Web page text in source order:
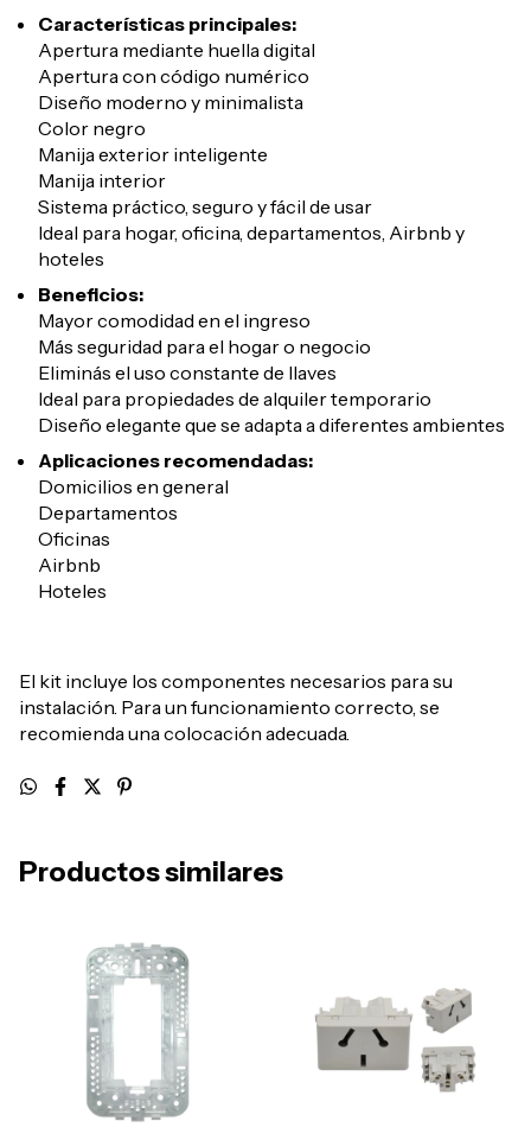
Características principales:
Apertura mediante huella digital
Apertura con código numérico
Diseño moderno y minimalista
Color negro
Manija exterior inteligente
Manija interior
Sistema práctico, seguro y fácil de usar
Ideal para hogar, oficina, departamentos, Airbnb y
hoteles
Beneficios:
Mayor comodidad en el ingreso
Más seguridad para el hogar o negocio
Eliminás el uso constante de llaves
Ideal para propiedades de alquiler temporario
Diseño elegante que se adapta a diferentes ambientes
Aplicaciones recomendadas:
Domicilios en general
Departamentos
Oficinas
Airbnb
Hoteles
El kit incluye los componentes necesarios para su
instalación. Para un funcionamiento correcto, se
recomienda una colocación adecuada.
Productos similares